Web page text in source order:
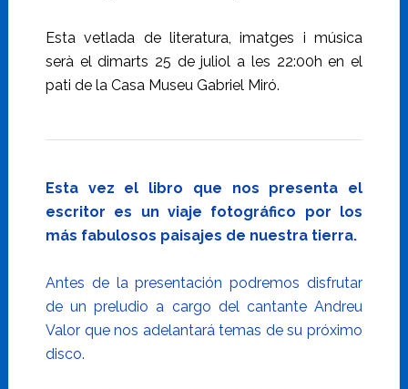
Esta vetlada de literatura, imatges i música
serà el dimarts 25 de juliol a les 22:00h en el
pati de la Casa Museu Gabriel Miró.
Esta vez el libro que nos presenta el
escritor es un viaje fotográfico por los
más fabulosos paisajes de nuestra tierra.
Antes de la presentación podremos disfrutar
de un preludio a cargo del cantante Andreu
Valor que nos adelantará temas de su próximo
disco.